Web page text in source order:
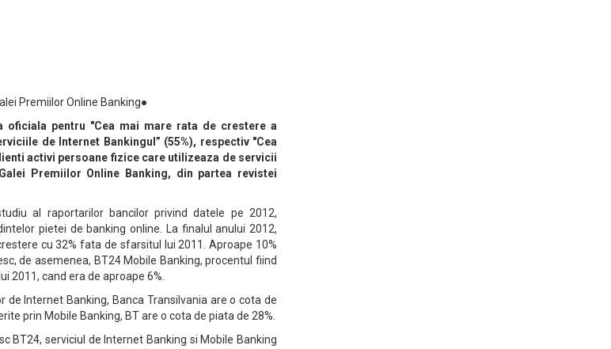
Premiilor Online Banking●
oficiala pentru "Cea mai mare rata de crestere a
de Internet Bankingul” (55%), respectiv "Cea
activi persoane fizice care utilizeaza de servicii
Premiilor Online Banking, din partea revistei
al raportarilor bancilor privind datele pe 2012,
pietei de banking online. La finalul anului 2012,
cu 32% fata de sfarsitul lui 2011. Aproape 10%
de asemenea, BT24 Mobile Banking, procentul fiind
2011, cand era de aproape 6%.
Internet Banking, Banca Transilvania are o cota de
prin Mobile Banking, BT are o cota de piata de 28%.
BT24, serviciul de Internet Banking si Mobile Banking